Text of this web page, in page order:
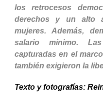
los retrocesos
derechos y un alto
mujeres. Además,
salario mínimo.
capturadas en el
también exigieron la
Texto y fotografías: